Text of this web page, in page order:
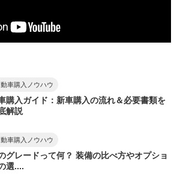
動車購入ノウハウ
購入ガイド：新車購入の流れ＆必要書類を
解説
動車購入ノウハウ
グレードって何？ 装備の比べ方やオプショ
選....